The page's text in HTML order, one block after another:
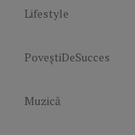
Lifestyle
PoveștiDeSucces
Muzică